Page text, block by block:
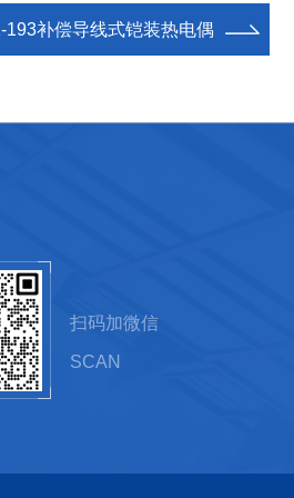
193补偿导线式铠装热电偶
扫码加微信
SCAN